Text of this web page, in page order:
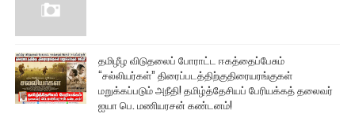
தமிழீழ விடுதலைப் போராட்ட ஈகத்தைப்பேசும்
“சல்லியர்கள்” திரைப்படத்திற்குதிரையரங்குகள்
மறுக்கப்படும் அநீதி! தமிழ்த்தேசியப் பேரியக்கத் தலைவர்
ஐயா பெ. மணியரசன் கண்டனம்!